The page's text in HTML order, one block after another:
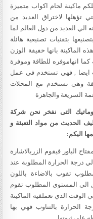
ماكينة لحام اكواب متميزة
تؤهلها لاختراق العديد من
الي العديد من دول العالم لما
بتقنيات تصنيعية هائلة
بانها خفيفة الوزن
انهاموفره للطاقة وموفرة
ايضا , فهي تستخدم في عمل
وهي تستخدم مع المحلات
السريعة والجاهزة
التى نفخر نحن شركة
الحديث من مواد التعبئة و
اليكم:
الباور فيقوم الزربالاشارة
درجة الحرارة المطلوبة عند
تقوب بالاضاءة باللون
الي المستوي المطلوب تقوم
الوقت الذي تعملفيه الماكينة
الحرارة بالتناوب فهي بها